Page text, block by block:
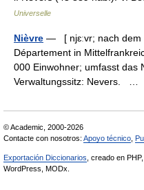
Universelle
Nièvre — [ njɛːvr; nach dem
Département in
000 Einwohner; umfasst das
Verwaltungssitz: Nevers. …
© Academic, 2000-2026
Contacte con nosotros: Apoyo técnico
Exportación Diccionarios , creado en PHP,
WordPress, MODx.